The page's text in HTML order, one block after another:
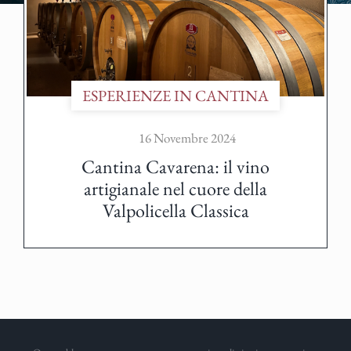
ESPERIENZE IN CANTINA
16 Novembre 2024
Cantina Cavarena: il vino
artigianale nel cuore della
Valpolicella Classica